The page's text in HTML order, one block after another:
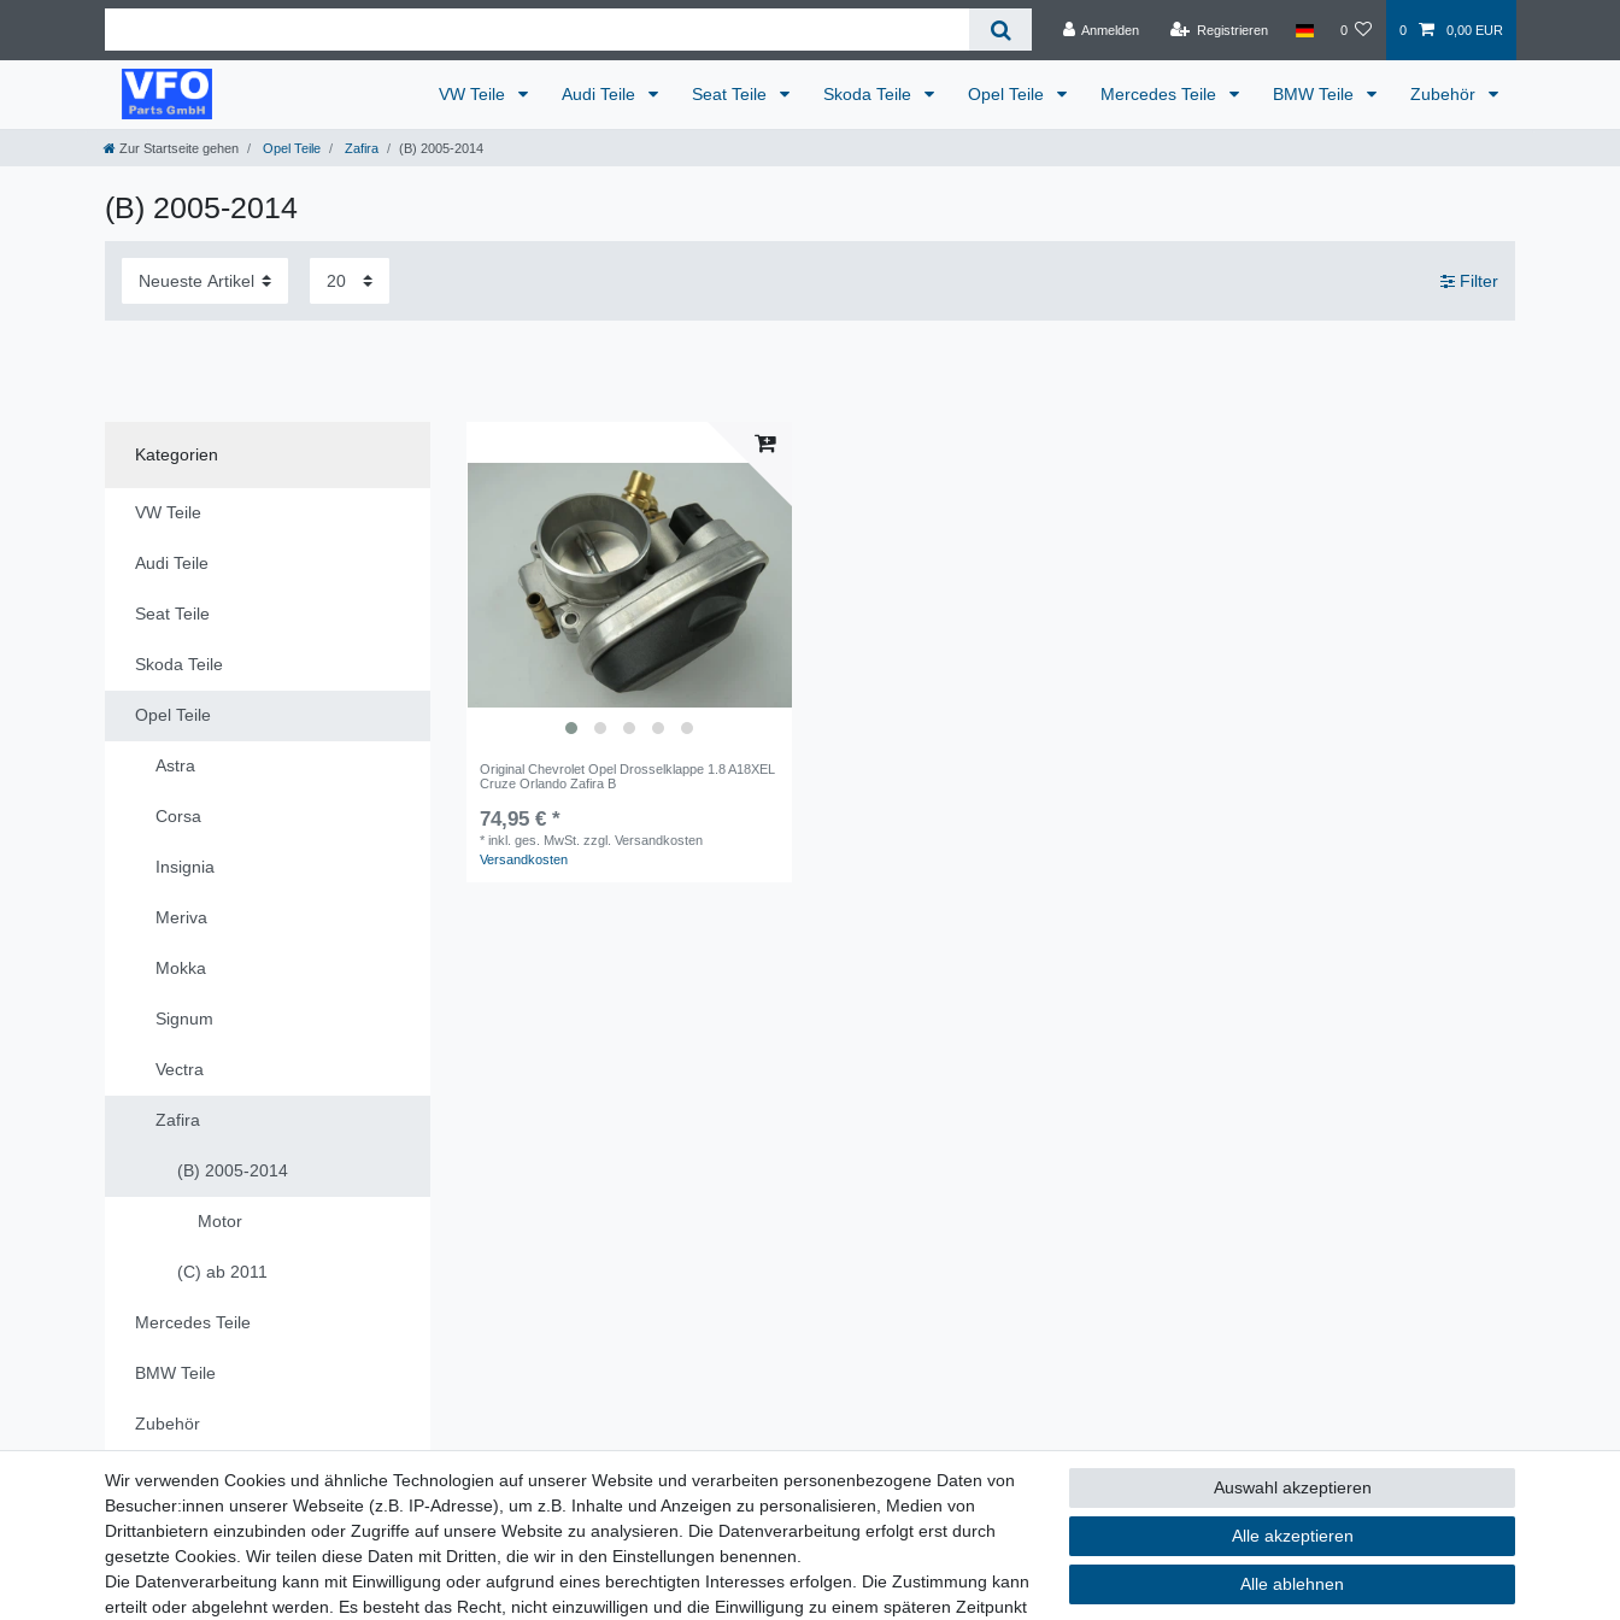
Anmelden Registrieren 0 0 0,00 EUR
VW Teile Audi Teile Seat Teile Skoda Teile Opel Teile Mercedes Teile BMW Teile Zubehör
Zur Startseite gehen Opel Teile Zafira (B) 2005-2014
(B) 2005-2014
Filter
Kategorien
VW Teile
Audi Teile
Seat Teile
Skoda Teile
Opel Teile
Astra
Corsa
Insignia
Meriva
Mokka
Signum
Vectra
Zafira
(B) 2005-2014
Motor
(C) ab 2011
Mercedes Teile
BMW Teile
Zubehör
Original Chevrolet Opel Drosselklappe 1.8 A18XEL
Cruze Orlando Zafira B
74,95 € *
*inkl. ges. MwSt. zzgl. Versandkosten
Versandkosten
Vertrag widerrufen
Daten­schutz­erklärung Barrierefreiheitserklärung Widerrufs­recht Kontakt
Wir verwenden Cookies und ähnliche Technologien auf unserer Website und verarbeiten personenbezogene Daten von
Besucher:innen unserer Webseite (z.B. IP-Adresse), um z.B. Inhalte und Anzeigen zu personalisieren, Medien von
Drittanbietern einzubinden oder Zugriffe auf unsere Website zu analysieren. Die Datenverarbeitung erfolgt erst durch
gesetzte Cookies. Wir teilen diese Daten mit Dritten, die wir in den Einstellungen benennen.
Die Datenverarbeitung kann mit Einwilligung oder aufgrund eines berechtigten Interesses erfolgen. Die Zustimmung kann
erteilt oder abgelehnt werden. Es besteht das Recht, nicht einzuwilligen und die Einwilligung zu einem späteren Zeitpunkt
Alle akzeptieren
Alle ablehnen
Auswahl akzeptieren